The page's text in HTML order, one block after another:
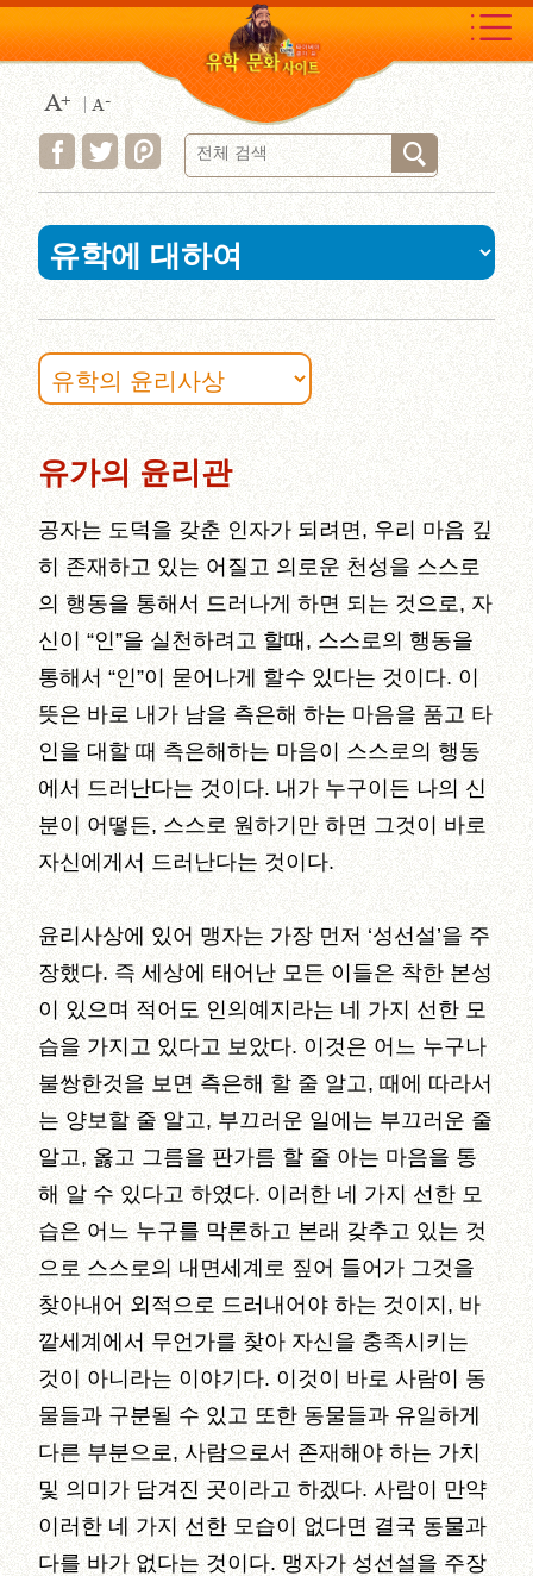
Move
content
area
::: 유가의 윤리관
공자는 도덕을 갖춘 인자가 되려면, 우리 마음 깊
히 존재하고 있는 어질고 의로운 천성을 스스로
의 행동을 통해서 드러나게 하면 되는 것으로, 자
신이 “인”을 실천하려고 할때, 스스로의 행동을
통해서 “인”이 묻어나게 할수 있다는 것이다. 이
뜻은 바로 내가 남을 측은해 하는 마음을 품고 타
인을 대할 때 측은해하는 마음이 스스로의 행동
에서 드러난다는 것이다. 내가 누구이든 나의 신
분이 어떻든, 스스로 원하기만 하면 그것이 바로
자신에게서 드러난다는 것이다.
윤리사상에 있어 맹자는 가장 먼저 ‘성선설’을 주
장했다. 즉 세상에 태어난 모든 이들은 착한 본성
이 있으며 적어도 인의예지라는 네 가지 선한 모
습을 가지고 있다고 보았다. 이것은 어느 누구나
불쌍한것을 보면 측은해 할 줄 알고, 때에 따라서
는 양보할 줄 알고, 부끄러운 일에는 부끄러운 줄
알고, 옳고 그름을 판가름 할 줄 아는 마음을 통
해 알 수 있다고 하였다. 이러한 네 가지 선한 모
습은 어느 누구를 막론하고 본래 갖추고 있는 것
으로 스스로의 내면세계로 짚어 들어가 그것을
찾아내어 외적으로 드러내어야 하는 것이지, 바
깥세계에서 무언가를 찾아 자신을 충족시키는
것이 아니라는 이야기다. 이것이 바로 사람이 동
물들과 구분될 수 있고 또한 동물들과 유일하게
다른 부분으로, 사람으로서 존재해야 하는 가치
및 의미가 담겨진 곳이라고 하겠다. 사람이 만약
이러한 네 가지 선한 모습이 없다면 결국 동물과
다를 바가 없다는 것이다. 맹자가 성선설을 주장